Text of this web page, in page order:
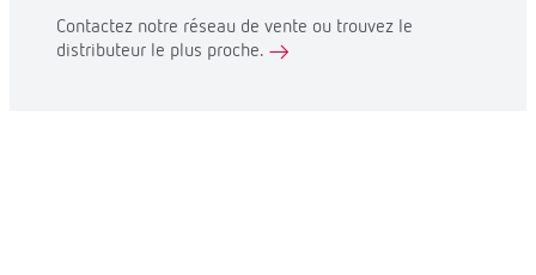
Contactez notre réseau de vente ou trouvez le
distributeur le plus proche.